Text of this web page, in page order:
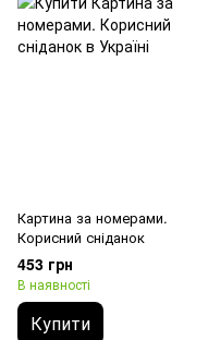
Картина за номерами.
Корисний сніданок
453 грн
В наявності
Купити